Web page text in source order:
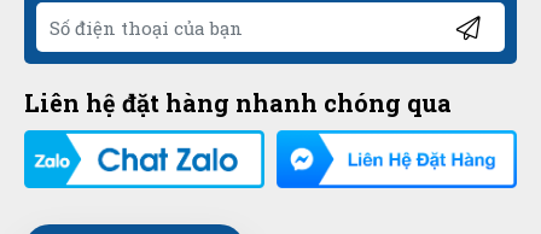
Liên hệ đặt hàng nhanh chóng qua